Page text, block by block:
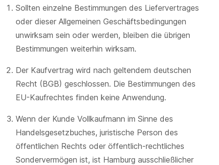
Sollten einzelne Bestimmungen des Liefervertrages
oder dieser Allgemeinen Geschäftsbedingungen
unwirksam sein oder werden, bleiben die übrigen
Bestimmungen weiterhin wirksam.
Der Kaufvertrag wird nach geltendem deutschen
Recht (BGB) geschlossen. Die Bestimmungen des
EU-Kaufrechtes finden keine Anwendung.
Wenn der Kunde Vollkaufmann im Sinne des
Handelsgesetzbuches, juristische Person des
öffentlichen Rechts oder öffentlich-rechtliches
Sondervermögen ist, ist Hamburg ausschließlicher